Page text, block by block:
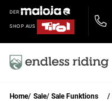
DER
SHOP AUS
Home Sale
Sale Funktions